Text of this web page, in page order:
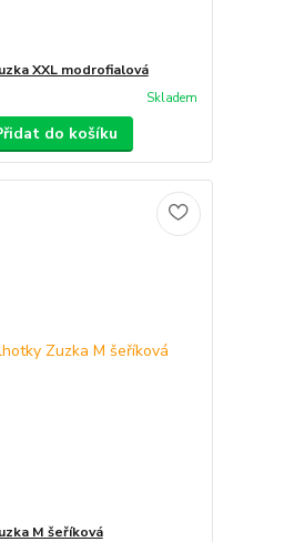
XXL modrofialová
Skladem
do košíku
M šeříková